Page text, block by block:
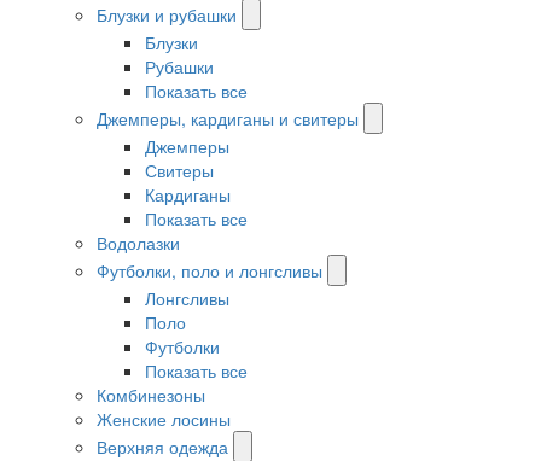
Блузки и рубашки
Блузки
Рубашки
Показать все
Джемперы, кардиганы и свитеры
Джемперы
Свитеры
Кардиганы
Показать все
Водолазки
Футболки, поло и лонгсливы
Лонгсливы
Поло
Футболки
Показать все
Комбинезоны
Женские лосины
Верхняя одежда